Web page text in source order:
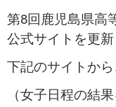
第8回鹿児島県高
公式サイトを更新
下記のサイトから
（女子日程の結